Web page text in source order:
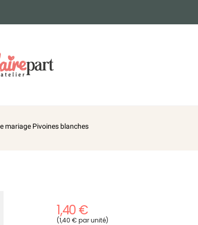
mariage Pivoines blanches
1,40 €
(1,40 € par unité)